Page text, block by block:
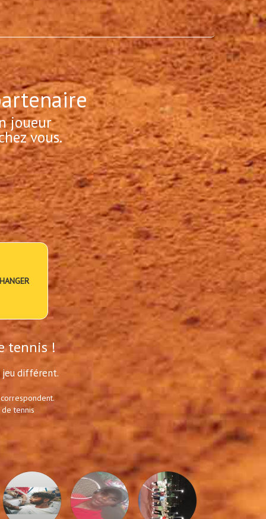
joueur
vous.
tennis !
jeu différent.
tennis